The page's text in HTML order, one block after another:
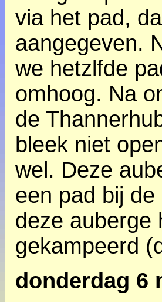
via het pad,
aangegeven.
we hetzlfde
omhoog. Na
de
bleek niet
wel. Deze
een pad bij
deze auberge
gekampeerd
donderdag 6